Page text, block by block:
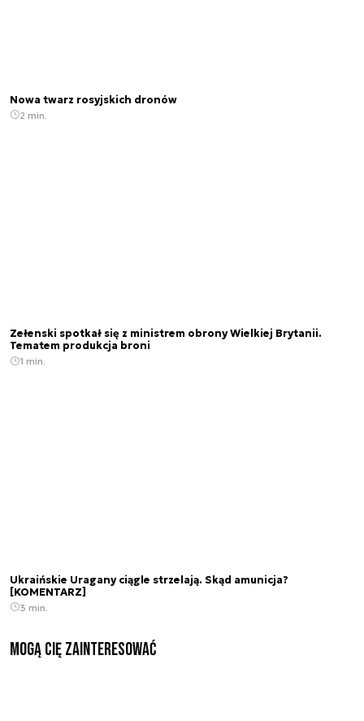
Nowa twarz rosyjskich dronów
2 min.
Zełenski spotkał się z ministrem obrony Wielkiej Brytanii.
Tematem produkcja broni
1 min.
Ukraińskie Uragany ciągle strzelają. Skąd amunicja?
[KOMENTARZ]
3 min.
Mogą Cię zainteresować